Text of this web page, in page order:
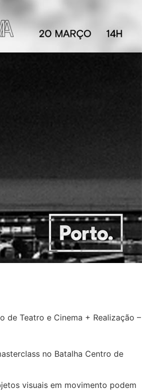
de Teatro e Cinema + Realização –
no Batalha Centro de
visuais em movimento podem